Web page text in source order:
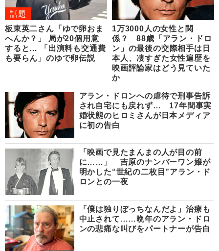
話題
板東英二さん「ゆで卵おま
へんか？」 局が20個用意
すると… 「出演料も交通費
も要らん」のゆで卵伝説
1万3000人の女性と関
係？ 88歳「アラン・ドロ
ン」の最後の交際相手は日
本人、凄すぎた女性遍歴を
映画評論家はどう見ていた
か
アラン・ドロンへの虐待で刑事告訴
され自宅にも戻れず… 17年間事実
婚状態のヒロミさんが日本メディア
に初の告白
「映画で見たまんまの人が目の前
に……」 吉原のナンバーワン嬢が
明かした“世紀の二枚目”アラン・ド
ロンとの一夜
「僕は独りぼっちなんだよ」治療も
中止されて……晩年のアラン・ドロ
ンの悲痛な叫びをパートナーが告白